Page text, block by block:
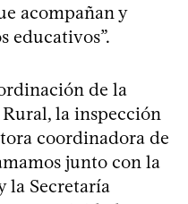
acompañan y
educativos”.
de la
la inspección
coordinadora de
junto con la
la Secretaría